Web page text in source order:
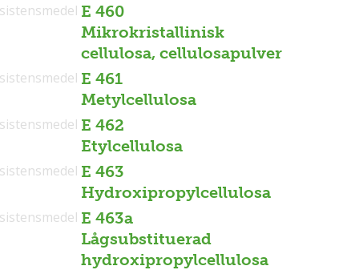
E 460
Mikrokristallinisk
cellulosa, cellulosapulver
E 461
Metylcellulosa
E 462
Etylcellulosa
E 463
Hydroxipropylcellulosa
E 463a
Lågsubstituerad
hydroxipropylcellulosa